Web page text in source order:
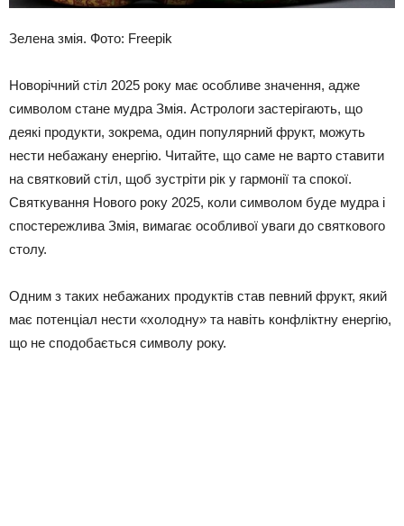
Зелена змія. Фото: Freepik
Новорічний стіл 2025 року має особливе значення, адже
символом стане мудра Змія. Астрологи застерігають, що
деякі продукти, зокрема, один популярний фрукт, можуть
нести небажану енергію. Читайте, що саме не варто ставити
на святковий стіл, щоб зустріти рік у гармонії та спокої.
Святкування Нового року 2025, коли символом буде мудра і
спостережлива Змія, вимагає особливої уваги до святкового
столу.
Одним з таких небажаних продуктів став певний фрукт, який
має потенціал нести «холодну» та навіть конфліктну енергію,
що не сподобається символу року.